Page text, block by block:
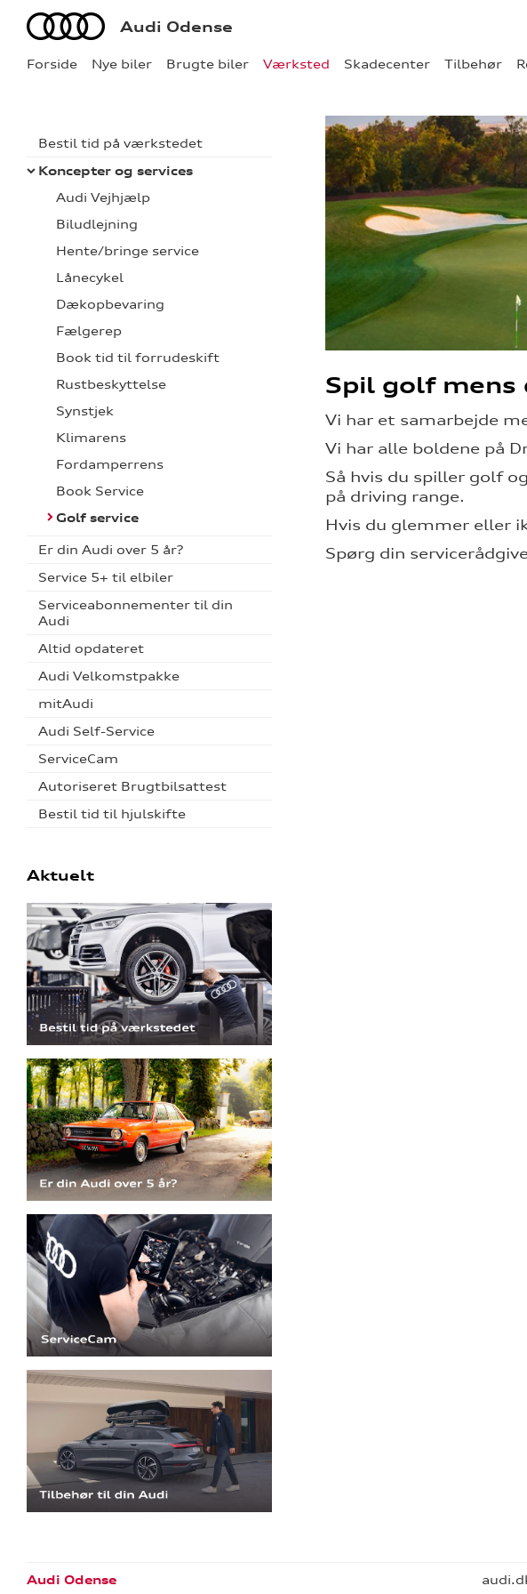
Forside Nye biler Brugte biler Værksted Skadecenter Tilbehør
Audi Audi Odense
Bestil tid på værkstedet
Koncepter og services
Audi Vejhjælp
Biludlejning
Hente/bringe service
Lånecykel
Dækopbevaring
Fælgerep
Book tid til forrudeskift
Rustbeskyttelse
Synstjek
Klimarens
Fordamperrens
Book Service
Golf service
Er din Audi over 5 år?
Service 5+ til elbiler
Serviceabonnementer til din
Audi
Altid opdateret
Audi Velkomstpakke
mitAudi
Audi Self-Service
ServiceCam
Autoriseret Brugtbilsattest
Bestil tid til hjulskifte
Aktuelt
Spil golf mens
Vi har et samarbejde
Vi har alle boldene på
Så hvis du spiller golf
på driving range.
Hvis du glemmer eller
Spørg din
Audi Odense